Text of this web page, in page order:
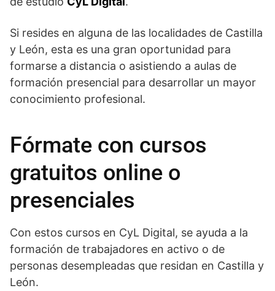
Si resides en alguna de las localidades de Castilla
y León, esta es una gran oportunidad para
formarse a distancia o asistiendo a aulas de
formación presencial para desarrollar un mayor
conocimiento profesional.
Fórmate con cursos
gratuitos online o
presenciales
Con estos cursos en CyL Digital, se ayuda a la
formación de trabajadores en activo o de
personas desempleadas que residan en Castilla y
León.